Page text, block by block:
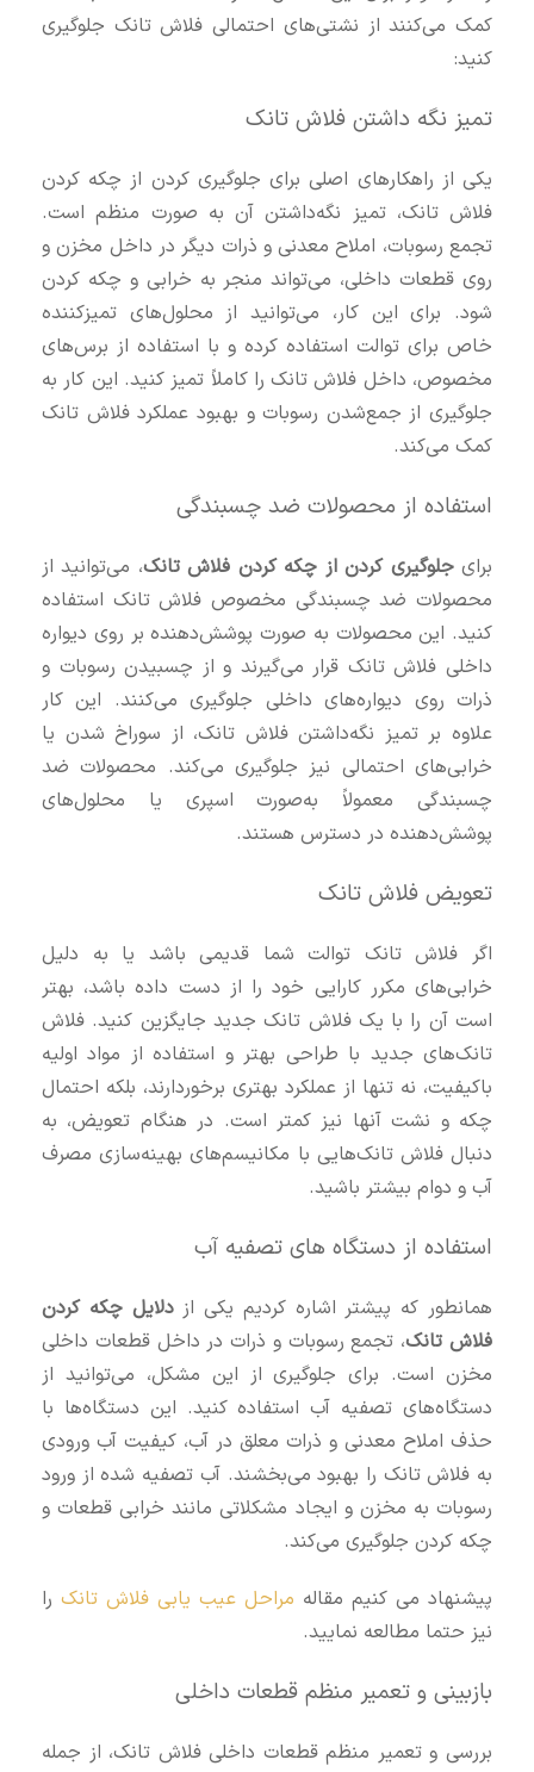
کمک می‌کنند از نشتی‌های احتمالی فلاش تانک جلوگیری
کنید:
تمیز نگه‌ داشتن فلاش تانک
یکی از راهکارهای اصلی برای جلوگیری کردن از چکه کردن
فلاش تانک، تمیز نگه‌داشتن آن به صورت منظم است.
تجمع رسوبات، املاح معدنی و ذرات دیگر در داخل مخزن و
روی قطعات داخلی، می‌تواند منجر به خرابی و چکه کردن
شود. برای این کار، می‌توانید از محلول‌های تمیزکننده
خاص برای توالت استفاده کرده و با استفاده از برس‌های
مخصوص، داخل فلاش تانک را کاملاً تمیز کنید. این کار به
جلوگیری از جمع‌شدن رسوبات و بهبود عملکرد فلاش تانک
کمک می‌کند.
استفاده از محصولات ضد چسبندگی
برایجلوگیری کردن از چکه کردن فلاش تانک، می‌توانید از
محصولات ضد چسبندگی مخصوص فلاش تانک استفاده
کنید. این محصولات به صورت پوشش‌دهنده بر روی دیواره
داخلی فلاش تانک قرار می‌گیرند و از چسبیدن رسوبات و
ذرات روی دیواره‌های داخلی جلوگیری می‌کنند. این کار
علاوه بر تمیز نگه‌داشتن فلاش تانک، از سوراخ شدن یا
خرابی‌های احتمالی نیز جلوگیری می‌کند. محصولات ضد
چسبندگی معمولاً به‌صورت اسپری یا محلول‌های
پوشش‌دهنده در دسترس هستند.
تعویض فلاش تانک
اگر فلاش تانک توالت شما قدیمی باشد یا به دلیل
خرابی‌های مکرر کارایی خود را از دست داده باشد، بهتر
است آن را با یک فلاش تانک جدید جایگزین کنید. فلاش
تانک‌های جدید با طراحی بهتر و استفاده از مواد اولیه
باکیفیت، نه تنها از عملکرد بهتری برخوردارند، بلکه احتمال
چکه و نشت آنها نیز کمتر است. در هنگام تعویض، به
دنبال فلاش تانک‌هایی با مکانیسم‌های بهینه‌سازی مصرف
آب و دوام بیشتر باشید.
استفاده از دستگاه‌ های تصفیه آب
همانطور که پیشتر اشاره کردیم یکی ازدلایل چکه کردن
فلاش تانک، تجمع رسوبات و ذرات در داخل قطعات داخلی
مخزن است. برای جلوگیری از این مشکل، می‌توانید از
دستگاه‌های تصفیه آب استفاده کنید. این دستگاه‌ها با
حذف املاح معدنی و ذرات معلق در آب، کیفیت آب ورودی
به فلاش تانک را بهبود می‌بخشند. آب تصفیه‌ شده از ورود
رسوبات به مخزن و ایجاد مشکلاتی مانند خرابی قطعات و
چکه کردن جلوگیری می‌کند.
پیشنهاد می کنیم مقاله مراحل عیب یابی فلاش تانک را
نیز حتما مطالعه نمایید.
بازبینی و تعمیر منظم قطعات داخلی
بررسی و تعمیر منظم قطعات داخلی فلاش تانک، از جمله